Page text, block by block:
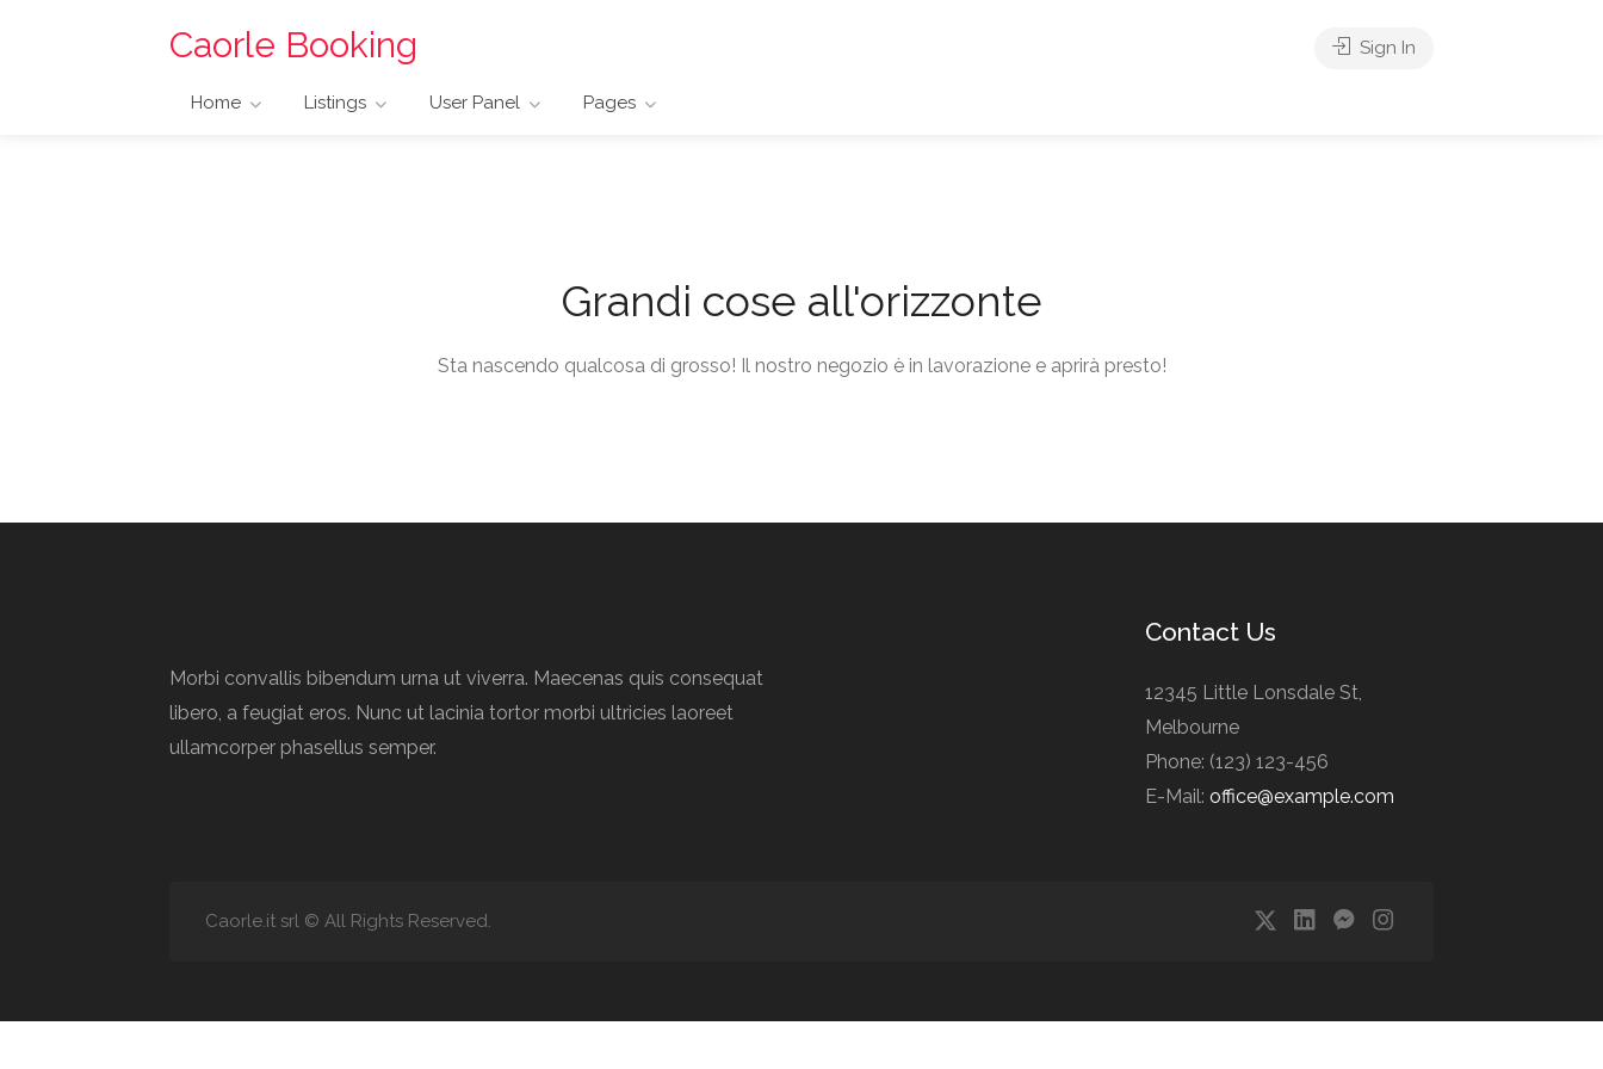
Caorle Booking
Home Listings User Panel Pages
Sign In
Grandi cose all'orizzonte
Sta nascendo qualcosa di grosso! Il nostro negozio è in lavorazione e aprirà presto!
Morbi convallis bibendum urna ut viverra. Maecenas quis consequat
libero, a feugiat eros. Nunc ut lacinia tortor morbi ultricies laoreet
ullamcorper phasellus semper.
Contact Us
12345 Little Lonsdale St,
Melbourne
Phone: (123) 123-456
E-Mail: office@example.com
Caorle.it srl © All Rights Reserved.